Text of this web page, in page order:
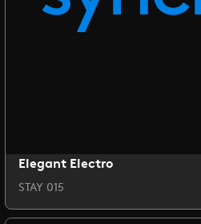
Elegant Electro
STAY 015